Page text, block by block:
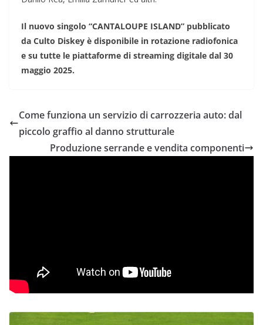
Il nuovo singolo “CANTALOUPE ISLAND” pubblicato
da Culto Diskey è disponibile in rotazione radiofonica
e su tutte le piattaforme di streaming digitale dal 30
maggio 2025.
Come funziona un servizio di carrozzeria auto: dal
piccolo graffio al danno strutturale
Produzione serrande e vendita componenti